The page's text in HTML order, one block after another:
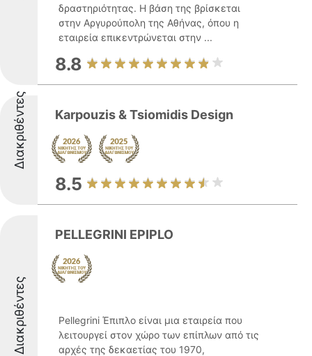
δραστηριότητας. Η βάση της βρίσκεται
στην Αργυρούπολη της Αθήνας, όπου η
εταιρεία επικεντρώνεται στην ...
8.8
Διακριθέντες Karpouzis & Tsiomidis Design
8.5
Διακριθέντες
PELLEGRINI EPIPLO
Pellegrini Έπιπλο είναι μια εταιρεία που
λειτουργεί στον χώρο των επίπλων από τις
αρχές της δεκαετίας του 1970,